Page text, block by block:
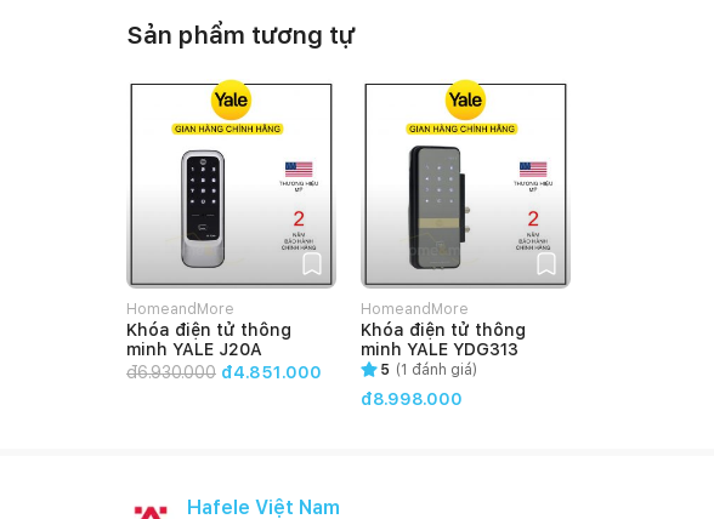
Sản phẩm tương tự
HomeandMore
Khóa điện tử thông
minh YALE J20A
đ6.930.000 đ4.851.000
HomeandMore
Khóa điện tử thông
minh YALE YDG313
5 (1 đánh giá)
đ8.998.000
Hafele Việt Nam